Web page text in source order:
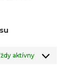
aktívny